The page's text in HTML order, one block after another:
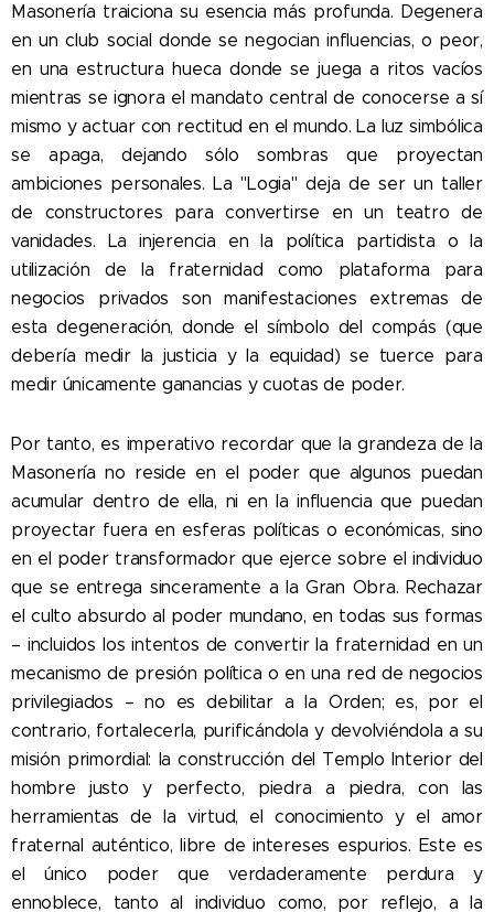
Masonería traiciona su esencia más profunda. Degenera
en un club social donde se negocian influencias, o peor,
en una estructura hueca donde se juega a ritos vacíos
mientras se ignora el mandato central de conocerse a sí
mismo y actuar con rectitud en el mundo. La luz simbólica
se apaga, dejando sólo sombras que proyectan
ambiciones personales. La "Logia" deja de ser un taller
de constructores para convertirse en un teatro de
vanidades. La injerencia en la política partidista o la
utilización de la fraternidad como plataforma para
negocios privados son manifestaciones extremas de
esta degeneración, donde el símbolo del compás (que
debería medir la justicia y la equidad) se tuerce para
medir únicamente ganancias y cuotas de poder.
Por tanto, es imperativo recordar que la grandeza de la
Masonería no reside en el poder que algunos puedan
acumular dentro de ella, ni en la influencia que puedan
proyectar fuera en esferas políticas o económicas, sino
en el poder transformador que ejerce sobre el individuo
que se entrega sinceramente a la Gran Obra. Rechazar
el culto absurdo al poder mundano, en todas sus formas
– incluidos los intentos de convertir la fraternidad en un
mecanismo de presión política o en una red de negocios
privilegiados – no es debilitar a la Orden; es, por el
contrario, fortalecerla, purificándola y devolviéndola a su
misión primordial: la construcción del Templo Interior del
hombre justo y perfecto, piedra a piedra, con las
herramientas de la virtud, el conocimiento y el amor
fraternal auténtico, libre de intereses espurios. Este es
el único poder que verdaderamente perdura y
ennoblece, tanto al individuo como, por reflejo, a la